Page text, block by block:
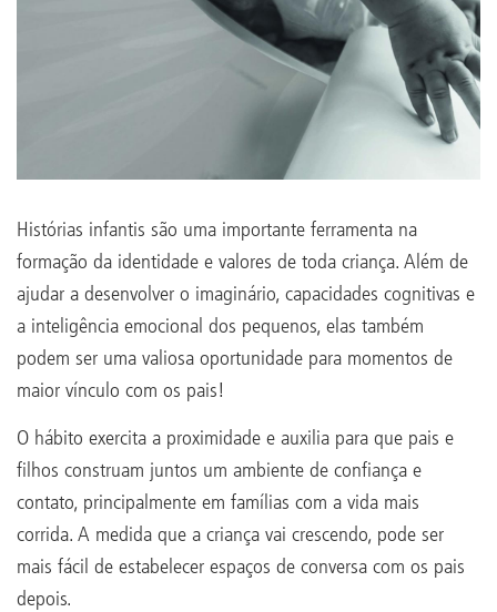
Histórias infantis são uma importante ferramenta na
formação da identidade e valores de toda criança. Além de
ajudar a desenvolver o imaginário, capacidades cognitivas e
a inteligência emocional dos pequenos, elas também
podem ser uma valiosa oportunidade para momentos de
maior vínculo com os pais!
O hábito exercita a proximidade e auxilia para que pais e
filhos construam juntos um ambiente de confiança e
contato, principalmente em famílias com a vida mais
corrida. A medida que a criança vai crescendo, pode ser
mais fácil de estabelecer espaços de conversa com os pais
depois.